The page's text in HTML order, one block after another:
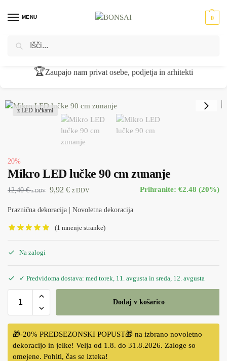
MENU 0
Domov Novoletna dekoracija
🏆Zaupajo nam privat osebe, podjetja in arhitekti
z LED lučkami
20%
Mikro LED lučke 90 cm zunanje
12,40€ z DDV 9,92 € z DDV Prihranite: €2.48 (20%)
Praznična dekoracija | Novoletna dekoracija
(1 mnenje stranke)
Na zalogi
✓ Predvidoma dostava: med torek, 11. avgusta in sreda, 12. avgusta
Dodaj v košarico
🎁-20% PREDSEZONSKI POPUST🎁 na izbrano novoletno
dekoracijo in jelke! Velja od 1.8. do 31.8.2026. Zaloge so
omejene. Pohiti, čas se izteka!